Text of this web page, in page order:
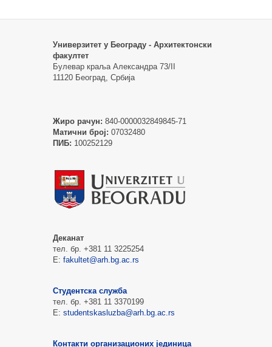
Универзитет у Београду - Архитектонски
факултет
Булевар краља Александра 73/II
11120 Београд, Србија
Жиро рачун: 840-0000032849845-71
Матични број: 07032480
ПИБ: 100252129
Деканат
тел. бр. +381 11 3225254
Е: fakultet@arh.bg.ac.rs
Студентска служба
тел. бр. +381 11 3370199
Е: studentskasluzba@arh.bg.ac.rs
Контакти организационих јединица